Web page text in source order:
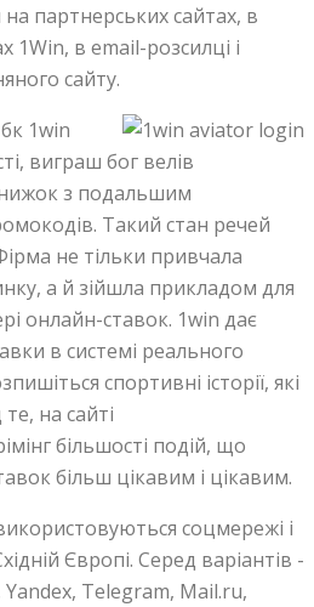
партнерських сайтах, в
1Win, в email-розсилці і
сайту.
1win
виграш бог велів
з подальшим
Такий стан речей
не тільки привчала
а й зійшла прикладом для
онлайн-ставок. 1win дає
в системі реального
спортивні історії, які
на сайті
більшості подій, що
більш цікавим і цікавим.
соцмережі і
Європі. Серед варіантів -
Telegram, Mail.ru,